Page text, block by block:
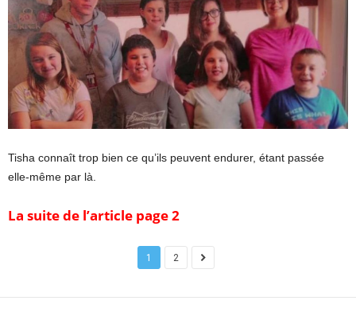
Tisha connaît trop bien ce qu’ils peuvent endurer, étant passée
elle-même par là.
La suite de l’article page 2
1 2